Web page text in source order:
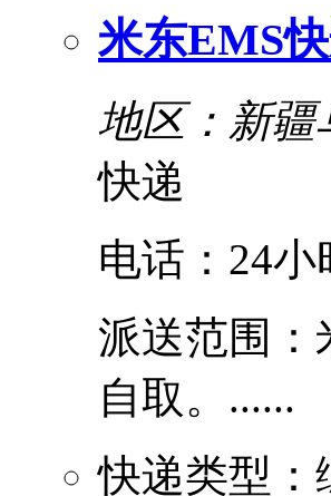
米东EMS
地区：新疆
快递
电话：24小
派送范围：
自取。......
快递类型：